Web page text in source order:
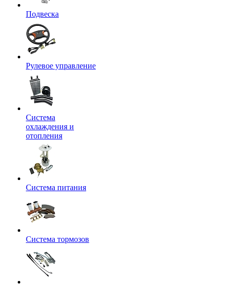
Подвеска
Рулевое управление
Система
охлаждения и
отопления
Система питания
Система тормозов